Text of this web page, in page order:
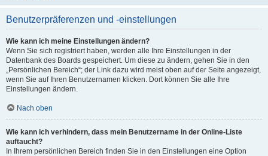
Benutzerpräferenzen und -einstellungen
Wie kann ich meine Einstellungen ändern?
Wenn Sie sich registriert haben, werden alle Ihre Einstellungen in der
Datenbank des Boards gespeichert. Um diese zu ändern, gehen Sie in den
„Persönlichen Bereich“; der Link dazu wird meist oben auf der Seite angezeigt,
wenn Sie auf Ihren Benutzernamen klicken. Dort können Sie alle Ihre
Einstellungen ändern.
Nach oben
Wie kann ich verhindern, dass mein Benutzername in der Online-Liste
auftaucht?
In Ihrem persönlichen Bereich finden Sie in den Einstellungen eine Option